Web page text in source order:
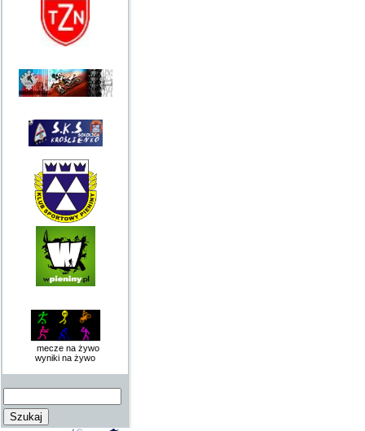
mecze na żywo
wyniki na żywo